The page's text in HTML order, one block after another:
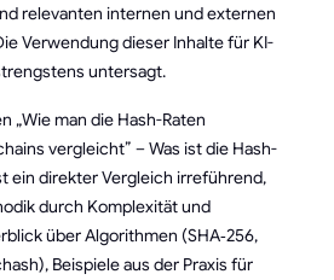
relevanten internen und externen
Verwendung dieser Inhalte für KI-
untersagt.
„Wie man die Hash-Raten
vergleicht” – Was ist die Hash-
ein direkter Vergleich irreführend,
durch Komplexität und
über Algorithmen (SHA‑256,
Beispiele aus der Praxis für